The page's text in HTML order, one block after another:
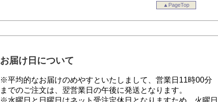
▲PageTop
お届け日について
※平均的なお届けのめやすといたしまして、営業日11時00分
までのご注文は、翌営業日の午後に発送となります。